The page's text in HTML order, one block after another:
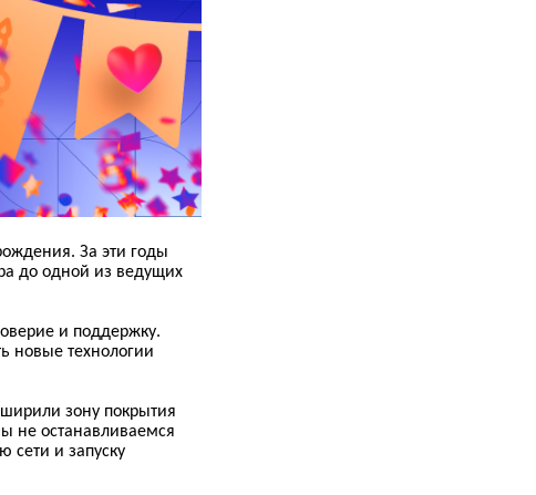
За эти годы
до одной из ведущих
и поддержку.
новые технологии
зону покрытия
не останавливаемся
сети и запуску